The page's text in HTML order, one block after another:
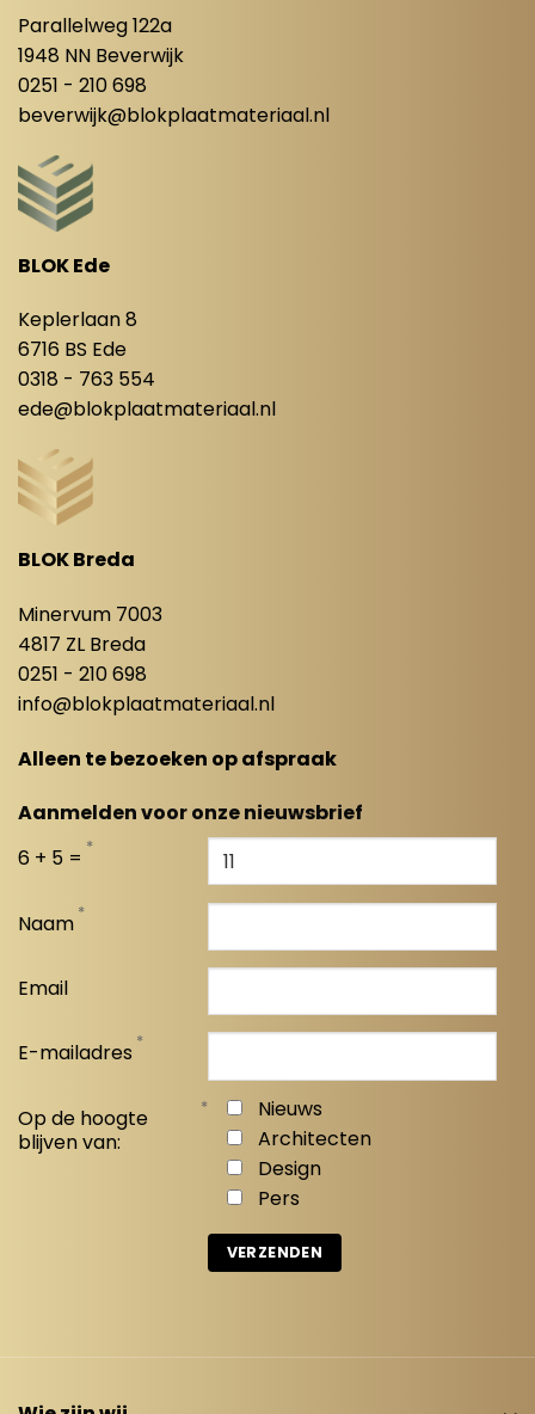
Parallelweg 122a
1948 NN Beverwijk
0251 - 210 698
beverwijk@blokplaatmateriaal.nl
BLOK Ede
Keplerlaan 8
6716 BS Ede
0318 - 763 554
ede@blokplaatmateriaal.nl
BLOK Breda
Minervum 7003
4817 ZL Breda
0251 - 210 698
info@blokplaatmateriaal.nl
Alleen te bezoeken op afspraak
Aanmelden voor onze nieuwsbrief
6 + 5 = *
Naam *
Email
E-mailadres *
Op de hoogte
blijven van:
*
Nieuws
Architecten
Design
Pers